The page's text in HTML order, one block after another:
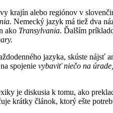
krajín alebo regiónov v
. Nemecký jazyk má tiež dva
ako Transylvania. Ďalším
jazyka, skúste nájsť
spojenie vybaviť niečo na úrade,
je diskusia k tomu, ako
krátky článok, ktorý ešte